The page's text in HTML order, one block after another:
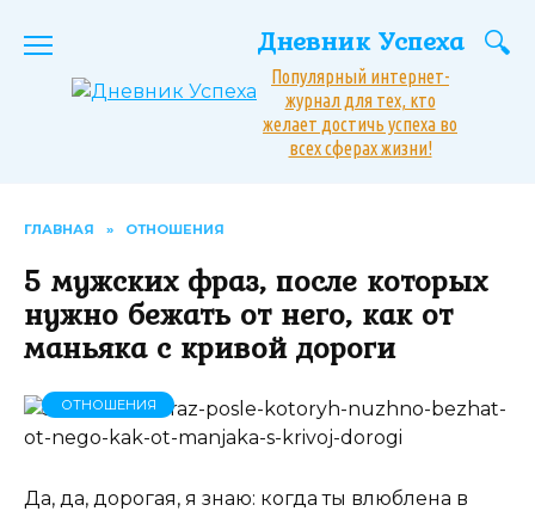
Дневник Успеха
Популярный интернет-
журнал для тех, кто
желает достичь успеха во
всех сферах жизни!
ГЛАВНАЯ » ОТНОШЕНИЯ
5 мужских фраз, после которых
нужно бежать от него, как от
маньяка с кривой дороги
ОТНОШЕНИЯ
Да, да, дорогая, я знаю: когда ты влюблена в